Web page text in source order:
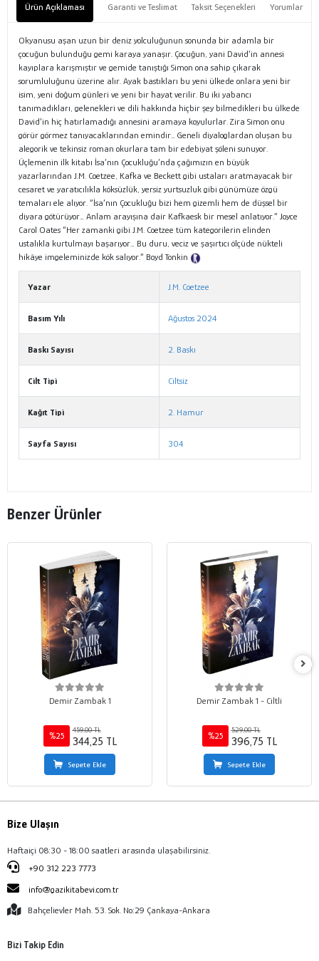
Ürün Açıklaması Garanti ve Teslimat Taksit Seçenekleri Yorumlar
Okyanusu aşan uzun bir deniz yolculuğunun sonunda bir adamla bir
çocuğun bulunduğu gemi karaya yanaşır. Çocuğun, yani David’in annesi
kayıplara karışmıştır ve gemide tanıştığı Simon ona sahip çıkarak
sorumluluğunu üzerine alır. Ayak bastıkları bu yeni ülkede onlara yeni bir
isim, yeni doğum günleri ve yeni bir hayat verilir. Bu iki yabancı
tanımadıkları, gelenekleri ve dili hakkında hiçbir şey bilmedikleri bu ülkede
David’in hiç hatırlamadığı annesini aramaya koyulurlar. Zira Simon onu
görür görmez tanıyacaklarından emindir… Geneli diyaloglardan oluşan bu
alegorik ve tekinsiz roman okurlara tam bir edebiyat şöleni sunuyor.
Üçlemenin ilk kitabı İsa’nın Çocukluğu’nda çağımızın en büyük
yazarlarından J.M. Coetzee, Kafka ve Beckett gibi ustaları aratmayacak bir
cesaret ve yaratıcılıkla köksüzlük, yersiz yurtsuzluk gibi günümüze özgü
temaları ele alıyor. “İsa’nın Çocukluğu bizi hem gizemli hem de düşsel bir
diyara götürüyor… Anlam arayışına dair Kafkaesk bir mesel anlatıyor.” Joyce
Carol Oates “Her zamanki gibi J.M. Coetzee tüm kategorilerin elinden
ustalıkla kurtulmayı başarıyor… Bu duru, veciz ve şaşırtıcı ölçüde nükteli
hikâye imgeleminizde kök salıyor.” Boyd Tonkin
Yazar J.M. Coetzee
Basım Yılı Ağustos 2024
Baskı Sayısı 2. Baskı
Cilt Tipi Ciltsiz
Kağıt Tipi 2. Hamur
Sayfa Sayısı 304
Benzer Ürünler
Demir Zambak 1
%25
459,00 TL
344,25 TL
Sepete Ekle
Demir Zambak 1 - Ciltli
%25
529,00 TL
396,75 TL
Sepete Ekle
Bize Ulaşın
Haftaiçi 08:30 - 18:00 saatleri arasında ulaşabilirsiniz.
+90 312 223 7773
info@gazikitabevi.com.tr
Bahçelievler Mah. 53. Sok. No:29 Çankaya-Ankara
Bizi Takip Edin